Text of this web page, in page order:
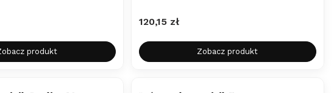
produkt
Cena
120,15 zł
Zobacz produkt